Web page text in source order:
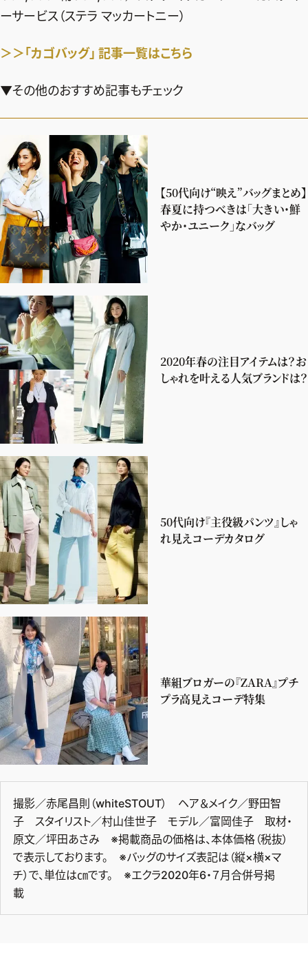
ーサービス（ステラ マッカートニー）
＞＞「カゴバッグ」 記事一覧はこちら
▼その他のおすすめ記事もチェック
【50代向け“映え”バッグまとめ】
春夏に持つべきは「大きい・鮮
やか・ユニーク」なバッグ
2020年春の注目アイテムは？お
しゃれを叶える人気ブランドは？
50代向け『主役級パンツ』しゃ
れ見えコーデカタログ
華組ブロガーの『ZARA』プチ
プラ高見えコーデ特集
撮影／赤尾昌則（whiteSTOUT） ヘア＆メイク／野田智
子 スタイリスト／村山佳世子 モデル／富岡佳子 取材・
原文／坪田あさみ ※掲載商品の価格は、本体価格（税抜）
で表示しております。 ※バッグのサイズ表記は（縦×横×マ
チ）で、単位は㎝です。 ※エクラ2020年6・７月合併号掲
載